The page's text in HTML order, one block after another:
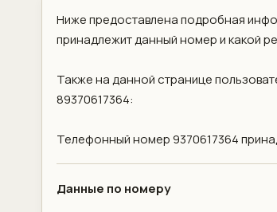
Ниже предоставлена подробная
принадлежит данный номер и какой
Также на данной странице
89370617364:
Телефонный номер 9370617364
Данные по номеру